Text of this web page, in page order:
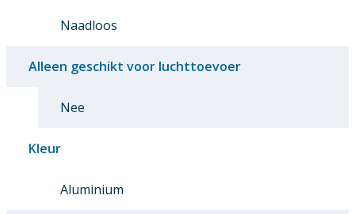
Naadloos
Alleen geschikt voor luchttoevoer
Nee
Kleur
Aluminium